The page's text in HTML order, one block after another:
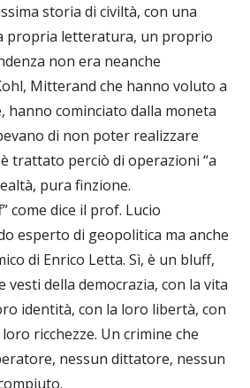
storia di civiltà, con una
propria letteratura, un proprio
non era neanche
Mitterand che hanno voluto a
hanno cominciato dalla moneta
di non poter realizzare
è trattato perciò di operazioni “a
pura finzione.
come dice il prof. Lucio
esperto di geopolitica ma anche
di Enrico Letta. Sì, è un bluff,
vesti della democrazia, con la vita
identità, con la loro libertà, con
ricchezze. Un crimine che
nessun dittatore, nessun